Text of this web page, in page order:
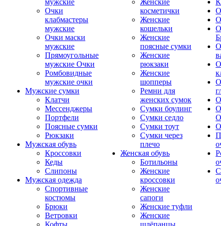
мужские
Очки
клабмастеры
мужские
Очки маски
мужские
Прямоугольные
мужские Очки
Ромбовидные
мужские очки
Мужские сумки
Клатчи
Мессенджеры
Портфели
Поясные сумки
Рюкзаки
Мужская обувь
Кроссовки
Кеды
Слипоны
Мужская одежда
Спортивные
костюмы
Брюки
Ветровки
Кофты
Женские
косметички
Женские
кошельки
Женские
поясные сумки
Женские
рюкзаки
Женские
шопперы
Ремни для
женских сумок
Сумки боулинг
Сумки седло
Сумки тоут
Сумки через
плечо
Женская обувь
Ботильоны
Женские
кроссовки
Женские
сапоги
Женские туфли
Женские
шлёпанцы